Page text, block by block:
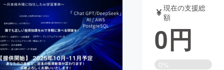
アート・写真 音楽
テクノロジー・ガジェット ゲーム・サ
映像・映画 書籍・雑誌
現在の支援総
額
0円
0%